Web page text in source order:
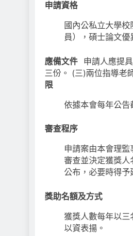
申請資格
國內公私立大學
員），碩士論文優
應備文件 申請人應提
三份。 (三)兩位指導老
限
依據本會每年公告
審查程序
申請案由本會理
審查並決定獲獎
公布，必要時得予
獎助名額及方式
獲獎人數每年以三
以資表揚。